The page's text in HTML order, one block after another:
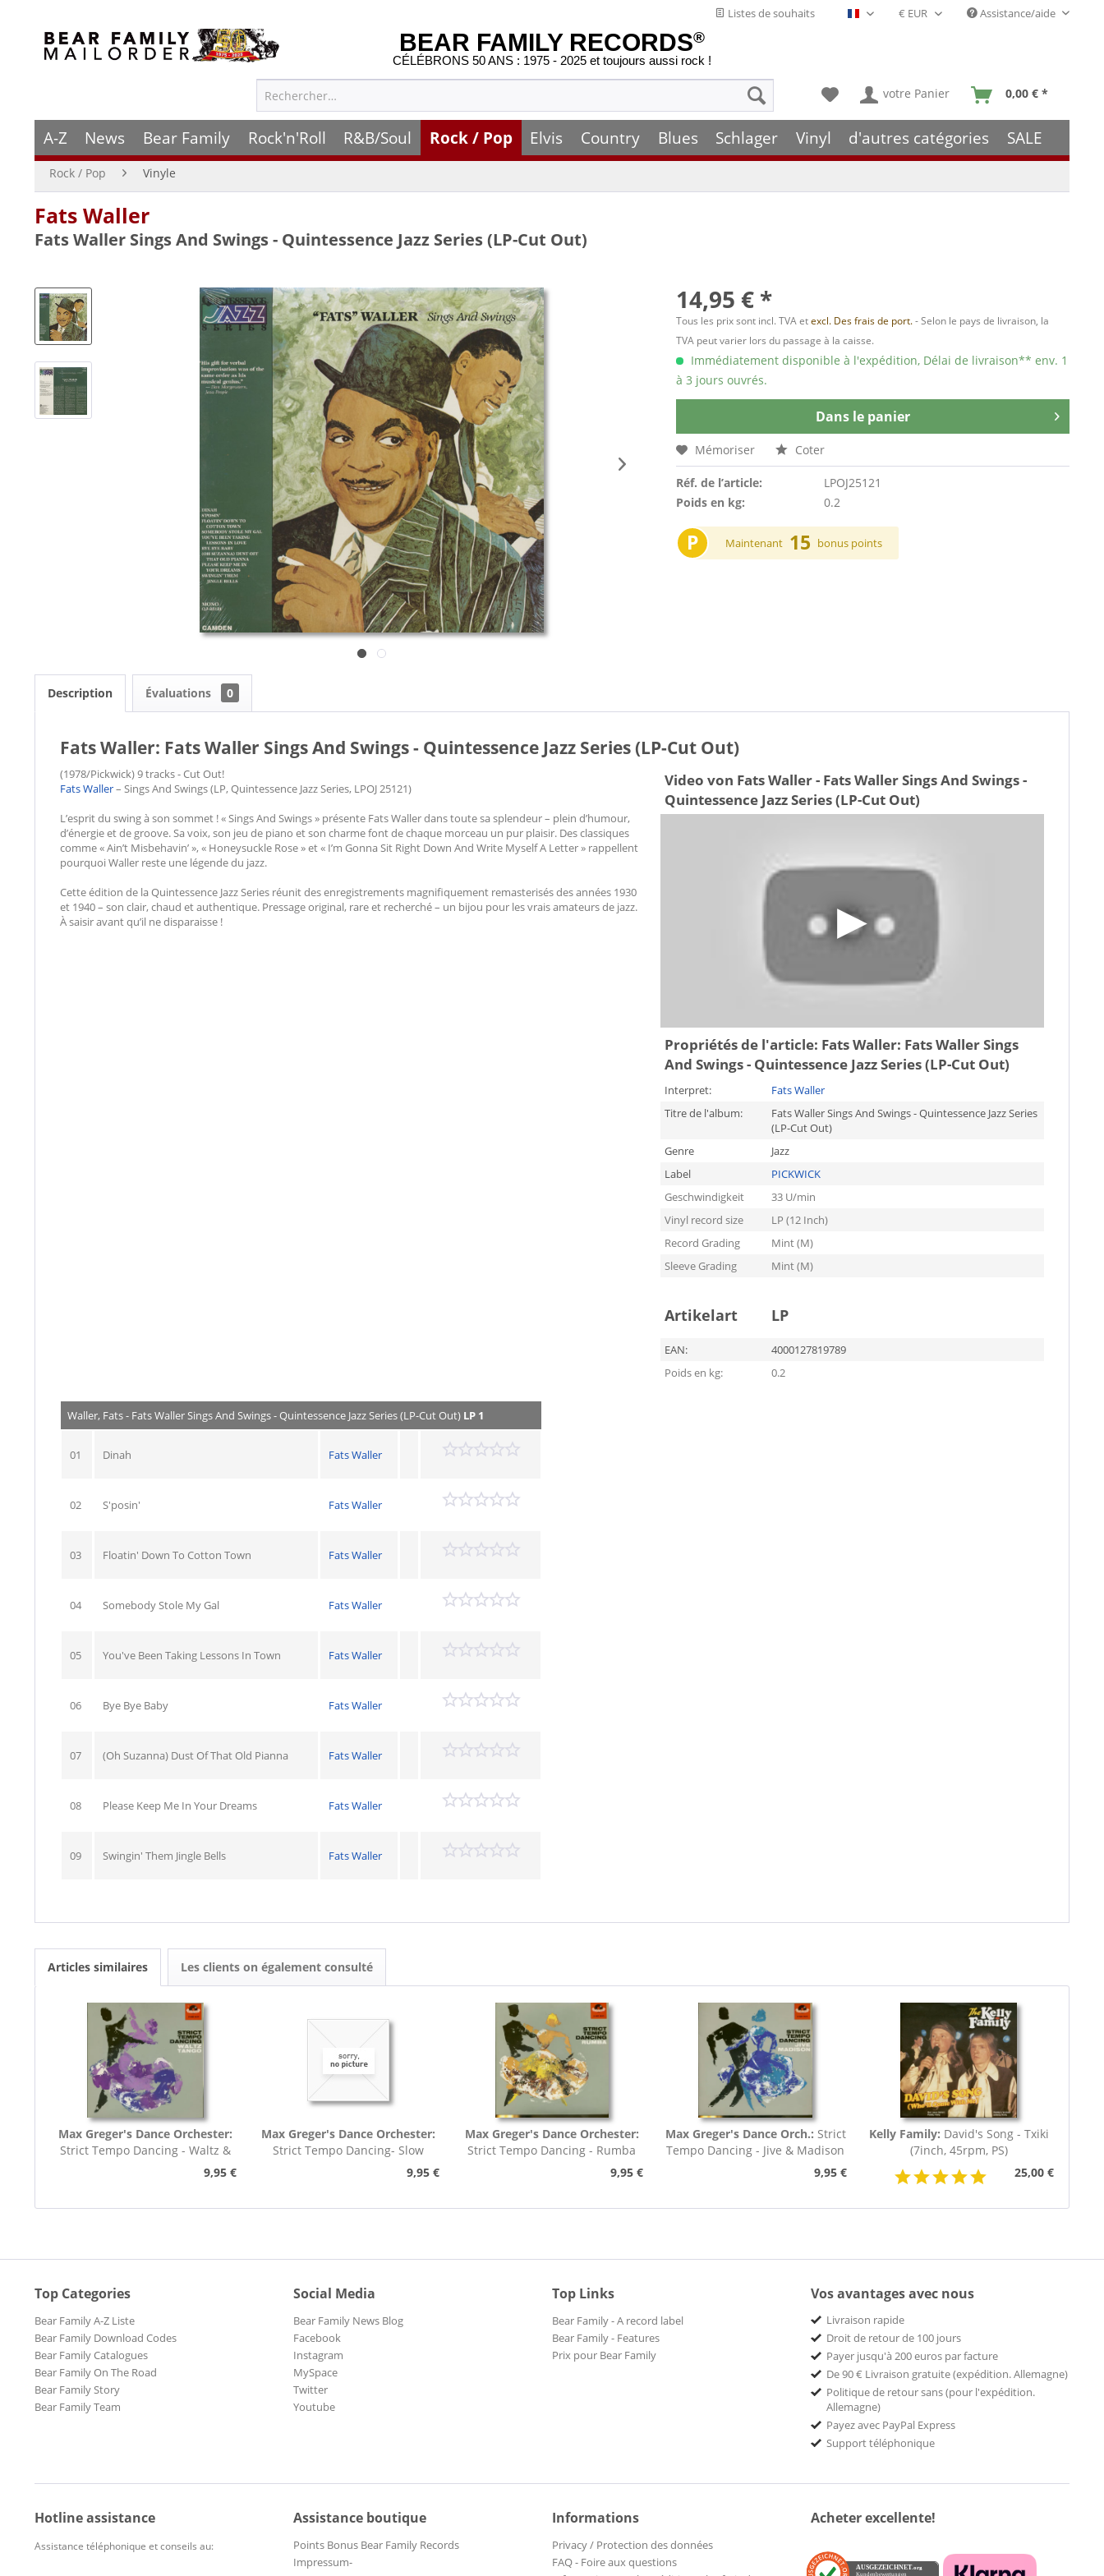
Listes de souhaits Français- FR Assistance/aide
BEAR FAMILY RECORDS®
CÉLÉBRONS 50 ANS : 1975 - 2025 et toujours aussi rock !
votre Panier 0,00 € *
A-Z News Bear Family Rock'n'Roll R&B/Soul Rock / Pop Elvis Country Blues Schlager Vinyl d'autres catégories SALE
Rock / Pop Vinyle
Fats Waller
Fats Waller Sings And Swings - Quintessence Jazz Series (LP-Cut Out)
14,95 € *
Tous les prix sont incl. TVA etexcl. Des frais de port.- Selon le pays de livraison, la
TVA peut varier lors du passage à la caisse.
Immédiatement disponible à l'expédition, Délai de livraison** env. 1
à 3 jours ouvrés.
Dans le panier
Mémoriser Coter
Réf. de l’article:
LPOJ25121
Poids en kg:
0.2
P Maintenant 15 bonus points
Description Évaluations 0
Fats Waller: Fats Waller Sings And Swings - Quintessence Jazz Series (LP-Cut Out)
(1978/Pickwick) 9 tracks - Cut Out!
Fats Waller– Sings And Swings (LP, Quintessence Jazz Series, LPOJ 25121)
L’esprit du swing à son sommet ! « Sings And Swings » présente Fats Waller dans toute sa splendeur – plein d’humour,
d’énergie et de groove. Sa voix, son jeu de piano et son charme font de chaque morceau un pur plaisir. Des classiques
comme « Ain’t Misbehavin’ », « Honeysuckle Rose » et « I’m Gonna Sit Right Down And Write Myself A Letter » rappellent
pourquoi Waller reste une légende du jazz.
Cette édition de la Quintessence Jazz Series réunit des enregistrements magnifiquement remasterisés des années 1930
et 1940 – son clair, chaud et authentique. Pressage original, rare et recherché – un bijou pour les vrais amateurs de jazz.
À saisir avant qu’il ne disparaisse !
Video von Fats Waller - Fats Waller Sings And Swings -
Quintessence Jazz Series (LP-Cut Out)
Propriétés de l'article: Fats Waller: Fats Waller Sings
And Swings - Quintessence Jazz Series (LP-Cut Out)
Interpret:
Fats Waller
Titre de l'album:
Fats Waller Sings And Swings - Quintessence Jazz Series
(LP-Cut Out)
Genre
Jazz
Label
PICKWICK
Geschwindigkeit
33 U/min
Vinyl record size
LP (12 Inch)
Record Grading
Mint (M)
Sleeve Grading
Mint (M)
Artikelart LP
EAN:
4000127819789
Poids en kg:
0.2
Waller, Fats - Fats Waller Sings And Swings - Quintessence Jazz Series (LP-Cut Out) LP 1
01 Dinah Fats Waller
02 S'posin' Fats Waller
03 Floatin' Down To Cotton Town Fats Waller
04 Somebody Stole My Gal Fats Waller
05 You've Been Taking Lessons In Town Fats Waller
06 Bye Bye Baby Fats Waller
07 (Oh Suzanna) Dust Of That Old Pianna Fats Waller
08 Please Keep Me In Your Dreams Fats Waller
09 Swingin' Them Jingle Bells Fats Waller
Articles similaires Les clients on également consulté
Max Greger's Dance Orchester:
Strict Tempo Dancing - Waltz &
9,95 €
Max Greger's Dance Orchester:
Strict Tempo Dancing- Slow
9,95 €
Max Greger's Dance Orchester:
Strict Tempo Dancing - Rumba
9,95 €
Max Greger's Dance Orch.: Strict
Tempo Dancing - Jive & Madison
9,95 €
Kelly Family: David's Song - Txiki
(7inch, 45rpm, PS)
25,00 €
Top Categories
Bear Family A-Z Liste
Bear Family Download Codes
Bear Family Catalogues
Bear Family On The Road
Bear Family Story
Bear Family Team
Social Media
Bear Family News Blog
Facebook
Instagram
MySpace
Twitter
Youtube
Top Links
Bear Family - A record label
Bear Family - Features
Prix pour Bear Family
Vos avantages avec nous
Livraison rapide
Droit de retour de 100 jours
Payer jusqu'à 200 euros par facture
De 90 € Livraison gratuite (expédition. Allemagne)
Politique de retour sans (pour l'expédition.
Allemagne)
Payez avec PayPal Express
Support téléphonique
Hotline assistance
Assistance téléphonique et conseils au:
Assistance boutique
Points Bonus Bear Family Records
Impressum-
Informations
Privacy / Protection des données
FAQ - Foire aux questions
Acheter excellente!
AUSGEZEICHNET.org
Kundenbewertungen